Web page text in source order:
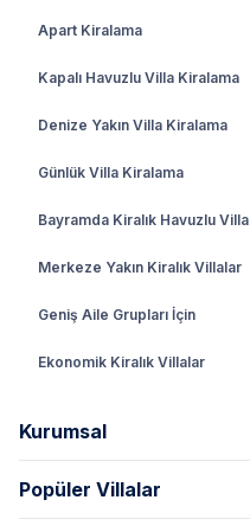
Apart Kiralama
Kapalı Havuzlu Villa Kiralama
Denize Yakın Villa Kiralama
Günlük Villa Kiralama
Bayramda Kiralık Havuzlu Villa
Merkeze Yakın Kiralık Villalar
Geniş Aile Grupları İçin
Ekonomik Kiralık Villalar
Kurumsal
Hakkımızda
Popüler Villalar